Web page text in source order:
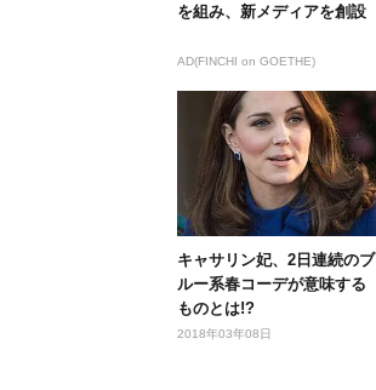
を組み、新メディアを創設
AD(FINCHI on GOETHE)
キャサリン妃、2日連続のブ
ルー系春コーデが意味する
ものとは!?
2018年03年08日